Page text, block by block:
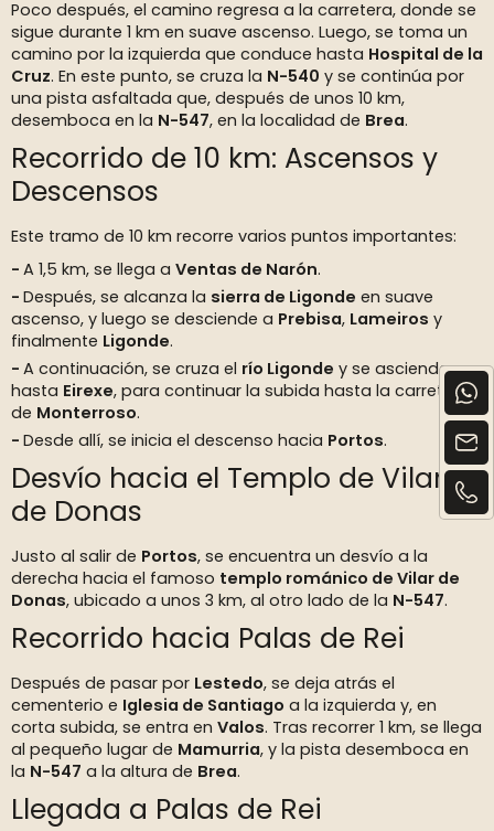
Poco después, el camino regresa a la carretera, donde se
sigue durante 1 km en suave ascenso. Luego, se toma un
camino por la izquierda que conduce hasta Hospital de la
Cruz. En este punto, se cruza la N-540 y se continúa por
una pista asfaltada que, después de unos 10 km,
desemboca en la N-547, en la localidad de Brea.
Recorrido de 10 km: Ascensos y
Descensos
Este tramo de 10 km recorre varios puntos importantes:
A 1,5 km, se llega a Ventas de Narón.
Después, se alcanza la sierra de Ligonde en suave
ascenso, y luego se desciende a Prebisa, Lameiros y
finalmente Ligonde.
A continuación, se cruza el río Ligonde y se asciende
hasta Eirexe, para continuar la subida hasta la carretera
de Monterroso.
Desde allí, se inicia el descenso hacia Portos.
Desvío hacia el Templo de Vilar
de Donas
Justo al salir de Portos, se encuentra un desvío a la
derecha hacia el famoso templo románico de Vilar de
Donas, ubicado a unos 3 km, al otro lado de la N-547.
Recorrido hacia Palas de Rei
Después de pasar por Lestedo, se deja atrás el
cementerio e Iglesia de Santiago a la izquierda y, en
corta subida, se entra en Valos. Tras recorrer 1 km, se llega
al pequeño lugar de Mamurria, y la pista desemboca en
la N-547 a la altura de Brea.
Llegada a Palas de Rei